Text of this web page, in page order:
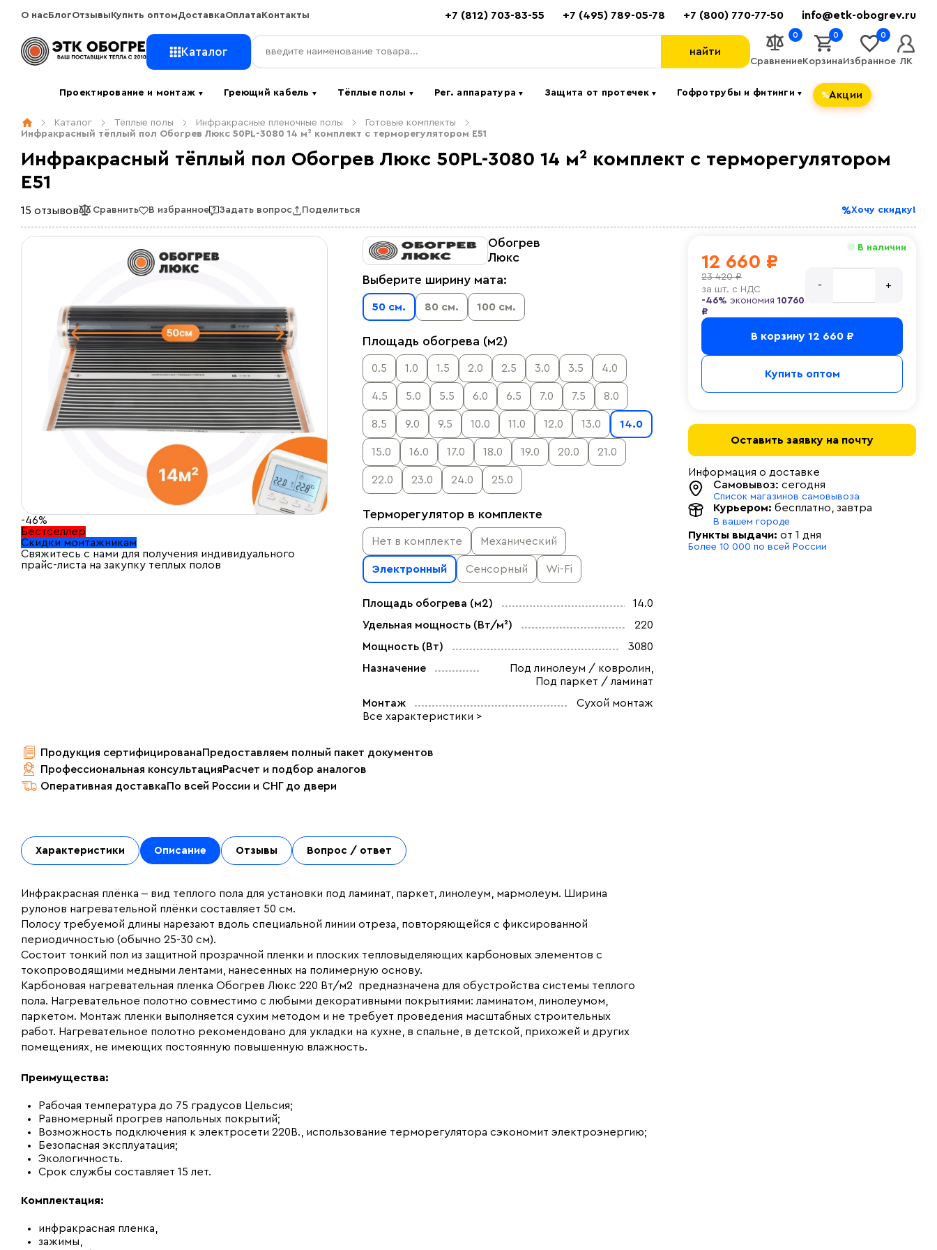
О нас БлогОтзывы Купить оптомДоставкаОплата Контакты +7 (812) 703-83-55 +7 (495) 789-05-78 +7 (800) 770-77-50 info@etk-obogrev.ru
Каталог найти
Сравнение
0
Корзина
0
Избранное
0
ЛК
Проектирование и монтаж ▼ Греющий кабель▼ Тёплые полы ▼ Рег. аппаратура▼ Защита от протечек▼ Гофротрубы и фитинги▼ Акции
Каталог Тёплые полы Инфракрасные пленочные полы
Готовые комплекты
Инфракрасный тёплый пол Обогрев Люкс 50PL-3080 14 м² комплект c терморегулятором E51
Инфракрасный тёплый пол Обогрев Люкс 50PL-3080 14 м² комплект c терморегулятором
E51
15 отзывов Сравнить В избранное Задать вопрос Поделиться Хочу скидку!
-46%
Бестселлер
Скидки монтажникам
Свяжитесь с нами для получения индивидуального
прайс-листа на закупку теплых полов
Обогрев
Люкс
Выберите ширину мата:
50 см. 80 см. 100 см.
Площадь обогрева (м2)
0.5 1.0 1.5 2.0 2.5 3.0 3.5 4.0
4.5 5.0 5.5 6.0 6.5 7.0 7.5 8.0
8.5 9.0 9.5 10.0 11.0 12.0 13.0 14.0
15.0 16.0 17.0 18.0 19.0 20.0 21.0
22.0 23.0 24.0 25.0
Терморегулятор в комплекте
Нет в комплекте Механический
Электронный Сенсорный Wi-Fi
Площадь обогрева (м2)
14.0
Удельная мощность (Вт/м²)
220
Мощность (Вт)
3080
Назначение
Под линолеум / ковролин,
Под паркет / ламинат
Монтаж
Сухой монтаж
Все характеристики >
В наличии
12 660 ₽
23 420 ₽
за шт. с НДС
-46% экономия 10760
₽
В корзину 12 660 ₽
Купить оптом
Оставить заявку на почту
Информация о доставке
Самовывоз: сегодня
Список магазинов самовывоза
Курьером: бесплатно , завтра
В вашем городе
Пункты выдачи: от 1 дня
Более 10 000 по всей России
Продукция сертифицированаПредоставляем полный пакет документов
Профессиональная консультацияРасчет и подбор аналогов
Оперативная доставкаПо всей России и СНГ до двери
Характеристики Описание Отзывы Вопрос / ответ
Инфракрасная плёнка ‒ вид теплого пола для установки под ламинат, паркет, линолеум, мармолеум. Ширина
рулонов нагревательной плёнки составляет 50 см.
Полосу требуемой длины нарезают вдоль специальной линии отреза, повторяющейся с фиксированной
периодичностью (обычно 25-30 см).
Состоит тонкий пол из защитной прозрачной пленки и плоских тепловыделяющих карбоновых элементов с
токопроводящими медными лентами, нанесенных на полимерную основу.
Карбоновая нагревательная пленка Обогрев Люкс 220 Вт/м2 предназначена для обустройства системы теплого
пола. Нагревательное полотно совместимо с любыми декоративными покрытиями: ламинатом, линолеумом,
паркетом. Монтаж пленки выполняется сухим методом и не требует проведения масштабных строительных
работ. Нагревательное полотно рекомендовано для укладки на кухне, в спальне, в детской, прихожей и других
помещениях, не имеющих постоянную повышенную влажность.
Преимущества:
Рабочая температура до 75 градусов Цельсия;
Равномерный прогрев напольных покрытий;
Возможность подключения к электросети 220В., использование терморегулятора сэкономит электроэнергию;
Безопасная эксплуатация;
Экологичность.
Срок службы составляет 15 лет.
Комплектация:
инфракрасная пленка,
зажимы,